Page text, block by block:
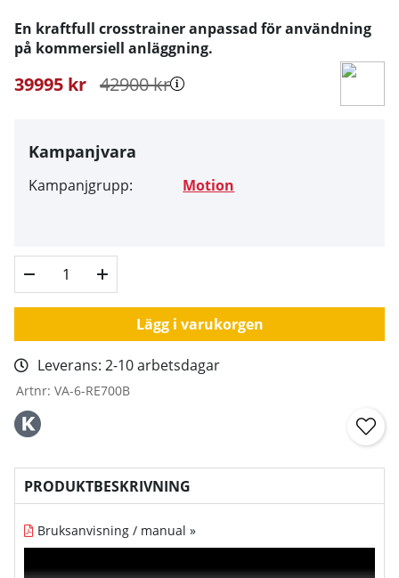
En kraftfull crosstrainer anpassad för användning
på kommersiell anläggning.
42900kr
39995 kr
Kampanjvara
Kampanjgrupp: Motion
Lägg i varukorgen
Leverans: 2-10 arbetsdagar
Artnr: VA-6-RE700B
PRODUKTBESKRIVNING
Bruksanvisning / manual »